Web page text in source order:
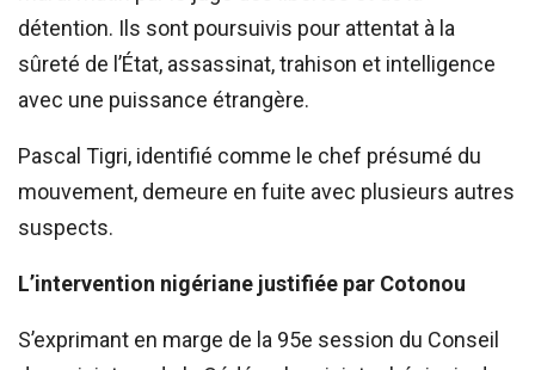
détention. Ils sont poursuivis pour attentat à la
sûreté de l’État, assassinat, trahison et intelligence
avec une puissance étrangère.
Pascal Tigri, identifié comme le chef présumé du
mouvement, demeure en fuite avec plusieurs autres
suspects.
L’intervention nigériane justifiée par Cotonou
S’exprimant en marge de la 95e session du Conseil